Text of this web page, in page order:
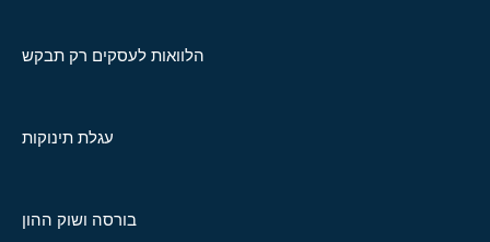
הלוואות לעסקים רק תבקש
עגלת תינוקות
בורסה ושוק ההון